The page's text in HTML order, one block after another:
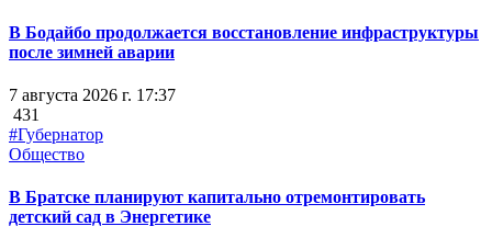
В Бодайбо продолжается восстановление инфраструктуры
после зимней аварии
7 августа 2026 г. 17:37
431
#Губернатор
Общество
В Братске планируют капитально отремонтировать
детский сад в Энергетике